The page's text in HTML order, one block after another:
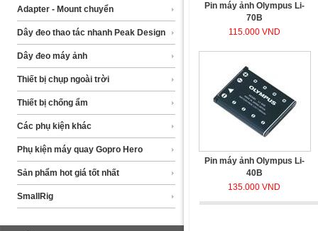
Adapter - Mount chuyển
Dây đeo thao tác nhanh Peak Design
Dây đeo máy ảnh
Thiết bị chụp ngoài trời
Thiết bị chống ẩm
Các phụ kiện khác
Phụ kiện máy quay Gopro Hero
Sản phẩm hot giá tốt nhất
SmallRig
Pin máy ảnh Olympus Li-
70B
115.000 VND
Pin máy ảnh Olympus Li-
40B
135.000 VND